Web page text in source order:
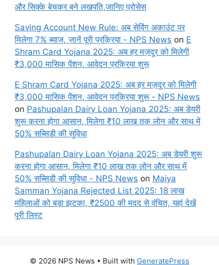
और सिक्के बेचकर बने लखपति,जानिए प्रोसेस
Saving Account New Rule: अब सेविंग अकाउंट पर
मिलेगा 7% ब्याज, जानें पूरी प्रक्रिया - NPS News on E
Shram Card Yojana 2025: अब हर मज़दूर को मिलेगी
₹3,000 मासिक पेंशन, आवेदन प्रक्रिया शुरू
E Shram Card Yojana 2025: अब हर मज़दूर को मिलेगी
₹3,000 मासिक पेंशन, आवेदन प्रक्रिया शुरू - NPS News
on Pashupalan Dairy Loan Yojana 2025: अब डेयरी
शुरू करना होगा आसान, मिलेगा ₹10 लाख तक लोन और साथ में
50% सब्सिडी की सुविधा
Pashupalan Dairy Loan Yojana 2025: अब डेयरी शुरू
करना होगा आसान, मिलेगा ₹10 लाख तक लोन और साथ में
50% सब्सिडी की सुविधा - NPS News on Maiya
Samman Yojana Rejected List 2025: 18 लाख
महिलाओं को बड़ा झटका, ₹2500 की मदद से वंचित, यहां देखें
पूरी लिस्ट
© 2026 NPS News • Built with GeneratePress